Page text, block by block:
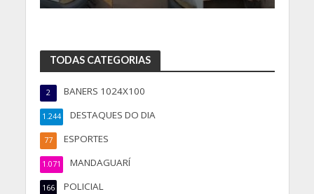
TODAS CATEGORIAS
BANERS 1024X100
2
DESTAQUES DO DIA
1.244
ESPORTES
77
MANDAGUARÍ
1.071
POLICIAL
166